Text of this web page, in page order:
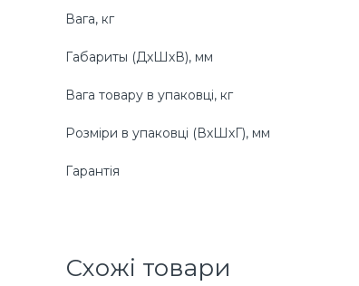
Вага, кг
Габариты (ДхШхВ), мм
Вага товару в упаковці, кг
Розміри в упаковці (ВхШхГ), мм
Гарантія
Схожі товари